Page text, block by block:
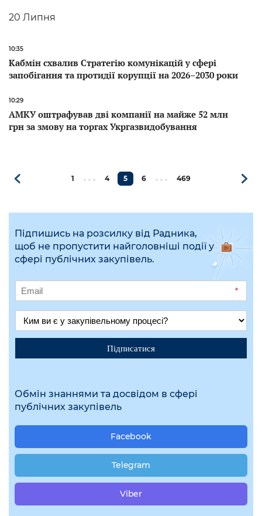
20 Липня
10:35
Кабмін схвалив Стратегію комунікацій у сфері
запобігання та протидії корупції на 2026–2030 роки
10:29
АМКУ оштрафував дві компанії на майже 52 млн
грн за змову на торгах Укргазвидобування
1 4 5 6 469
Підпишись на розсилку від Радника,
щоб не пропустити найголовніші події у
сфері публічних закупівель.
*
Підписатися
Обмін знаннями та досвідом в сфері
публічних закупівель
Facebook
Telegram
Viber